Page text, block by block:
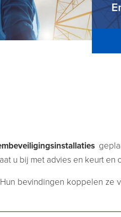
u bij met advies en keurt en
bevindingen koppelen ze